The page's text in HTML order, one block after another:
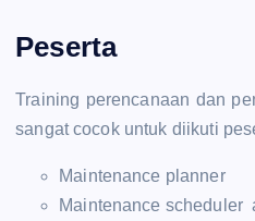
Peserta
Training perencanaan dan
sangat cocok untuk diikuti
Maintenance planner
Maintenance scheduler